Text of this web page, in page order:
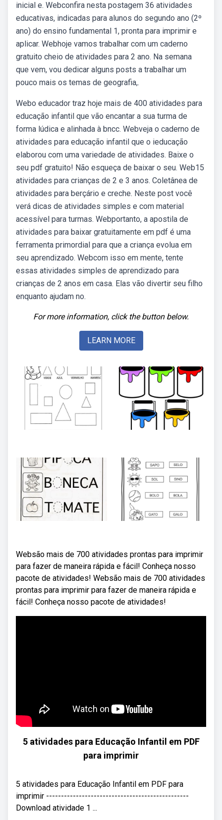
inicial e. Webconfira nesta postagem 36 atividades
educativas, indicadas para alunos do segundo ano (2º
ano) do ensino fundamental 1, pronta para imprimir e
aplicar. Webhoje vamos trabalhar com um caderno
gratuito cheio de atividades para 2 ano. Na semana
que vem, vou dedicar alguns posts a trabalhar um
pouco mais os temas de geografia,.
Webo educador traz hoje mais de 400 atividades para
educação infantil que vão encantar a sua turma de
forma lúdica e alinhada à bncc. Webveja o caderno de
atividades para educação infantil que o ieducação
elaborou com uma variedade de atividades. Baixe o
seu pdf gratuito! Não esqueça de baixar o seu. Web15
atividades para crianças de 2 e 3 anos. Coletânea de
atividades para berçário e creche. Neste post você
verá dicas de atividades simples e com material
acessível para turmas. Webportanto, a apostila de
atividades para baixar gratuitamente em pdf é uma
ferramenta primordial para que a criança evolua em
seu aprendizado. Webcom isso em mente, tente
essas atividades simples de aprendizado para
crianças de 2 anos em casa. Elas vão divertir seu filho
enquanto ajudam no.
For more information, click the button below.
LEARN MORE
Websão mais de 700 atividades prontas para imprimir
para fazer de maneira rápida e fácil! Conheça nosso
pacote de atividades! Websão mais de 700 atividades
prontas para imprimir para fazer de maneira rápida e
fácil! Conheça nosso pacote de atividades!
5 atividades para Educação Infantil em PDF
para imprimir
5 atividades para Educação Infantil em PDF para
imprimir ------------------------------------------------
Download atividade 1 ...